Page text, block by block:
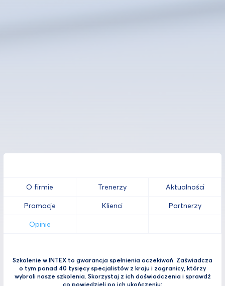
O firmie Trenerzy Aktualności
Promocje Klienci Partnerzy
Opinie
Szkolenie w INTEX to gwarancja spełnienia oczekiwań. Zaświadcza
o tym ponad 40 tysięcy specjalistów z kraju i zagranicy, którzy
wybrali nasze szkolenia. Skorzystaj z ich doświadczenia i sprawdź
co powiedzieli po ich ukończeniu: